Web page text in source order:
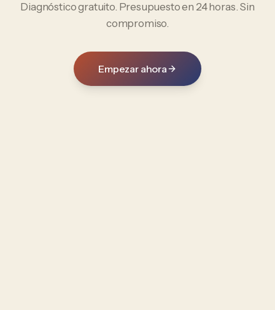
Diagnóstico gratuito. Presupuesto en 24 horas. Sin
compromiso.
Empezar ahora